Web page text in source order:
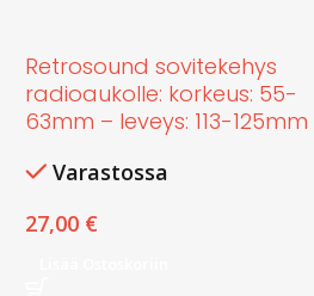
Retrosound sovitekehys
radioaukolle: korkeus: 55-
63mm – leveys: 113-125mm
Varastossa
27,00 €